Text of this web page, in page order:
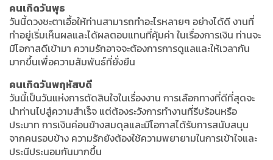
คนเกิดวันพุธ
วันนี้ดวงชะตาเอื้อให้ท่านสามารถทำอะไรหลายๆ อย่างได้ดี งานที่
ทำอยู่เริ่มเห็นผลและได้ผลตอบแทนที่คุ้มค่า ในเรื่องการเงิน ท่านจะ
มีโอกาสดีเข้ามา ความรักอาจจะต้องการการดูแลและให้เวลากัน
มากขึ้นเพื่อความสัมพันธ์ที่ยั่งยืน
คนเกิดวันพฤหัสบดี
วันนี้เป็นวันแห่งการตัดสินใจในเรื่องงาน การเลือกทางที่ดีที่สุดจะ
นำท่านไปสู่ความสำเร็จ แต่ต้องระวังการทำงานที่รีบร้อนหรือ
ประมาท การเงินค่อนข้างสมดุลและมีโอกาสได้รับการสนับสนุน
จากคนรอบข้าง ความรักยังต้องใช้ความพยายามในการเข้าใจและ
ประนีประนอมกันมากขึ้น